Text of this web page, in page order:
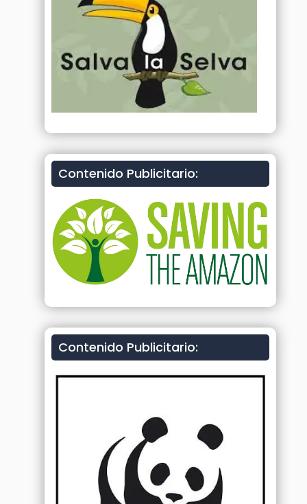
Contenido Publicitario:
Contenido Publicitario: